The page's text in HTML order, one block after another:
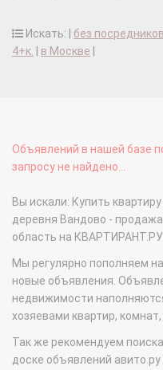
Искать: | без посредников
4+к.
в Москве
Объявлений в нашей базе
запросу не найдено...
Вы искали: Купить
деревня Вандово -
область на КВАРТИРАНТ.РУ
Мы регулярно пополняем
новые объявления.
недвижимости
хозяевами квартир,
Так же рекомендуем
доске объявлений